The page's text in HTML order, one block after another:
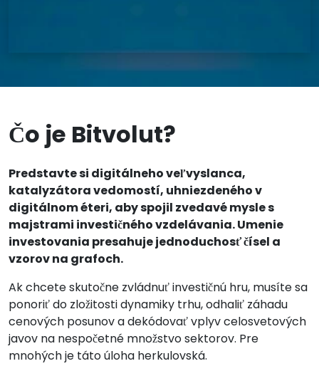
Čo je Bitvolut?
Predstavte si digitálneho veľvyslanca,
katalyzátora vedomostí, uhniezdeného v
digitálnom éteri, aby spojil zvedavé mysle s
majstrami investičného vzdelávania. Umenie
investovania presahuje jednoduchosť čísel a
vzorov na grafoch.
Ak chcete skutočne zvládnuť investičnú hru, musíte sa
ponoriť do zložitosti dynamiky trhu, odhaliť záhadu
cenových posunov a dekódovať vplyv celosvetových
javov na nespočetné množstvo sektorov. Pre
mnohých je táto úloha herkulovská.